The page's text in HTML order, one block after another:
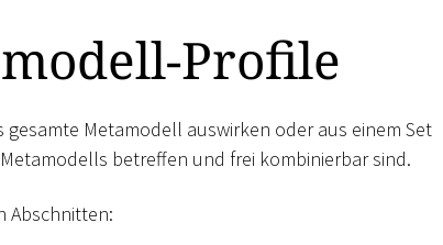
Profile
Metamodell auswirken oder aus einem Set
betreffen und frei kombinierbar sind.
Abschnitten: